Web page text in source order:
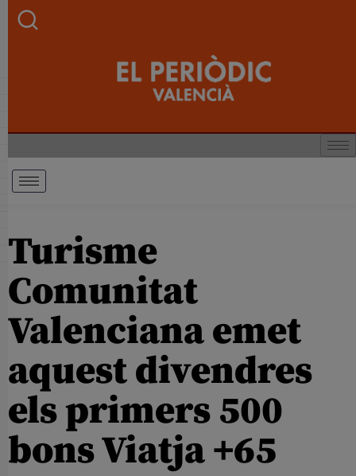
Turisme
Comunitat
Valenciana emet
aquest divendres
els primers 500
bons Viatja +65